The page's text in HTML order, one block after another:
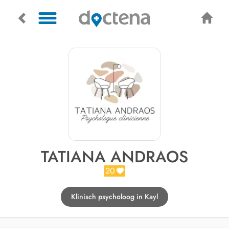
TATIANA ANDRAOS
20
Klinisch psycholoog in Kayl